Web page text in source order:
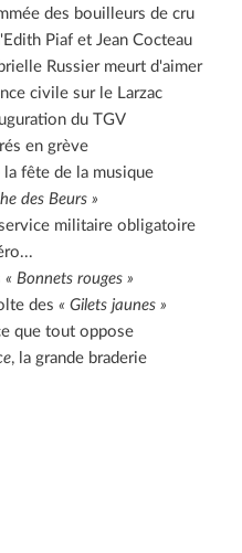
des bouilleurs de cru
Piaf et Jean Cocteau
Russier meurt d'aimer
civile sur le Larzac
du TGV
en grève
la fête de la musique
des Beurs »
militaire obligatoire
« Bonnets rouges »
des « Gilets jaunes »
que tout oppose
, la grande braderie